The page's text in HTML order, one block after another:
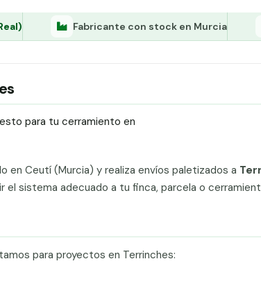
Fabricante con stock en Murcia
para tu cerramiento en
en Ceutí (Murcia) y realiza envíos paletizados a
sistema adecuado a tu finca, parcela o
para proyectos en Terrinches: